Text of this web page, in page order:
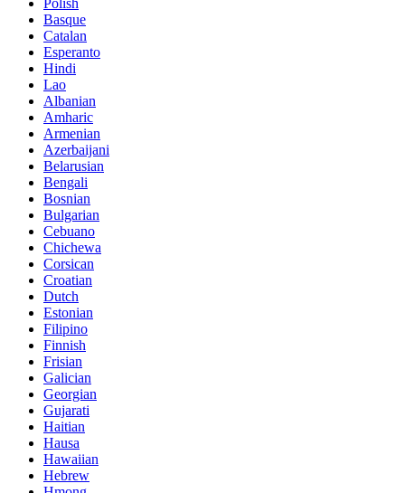
Basque
Catalan
Esperanto
Hindi
Lao
Albanian
Amharic
Armenian
Azerbaijani
Belarusian
Bengali
Bosnian
Bulgarian
Cebuano
Chichewa
Corsican
Croatian
Dutch
Estonian
Filipino
Finnish
Frisian
Galician
Georgian
Gujarati
Haitian
Hausa
Hawaiian
Hebrew